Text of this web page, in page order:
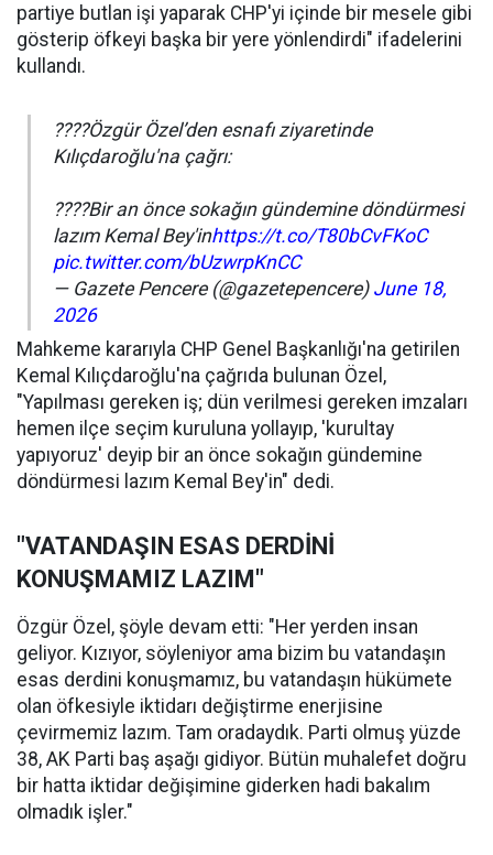
partiye butlan işi yaparak CHP'yi içinde bir mesele gibi
gösterip öfkeyi başka bir yere yönlendirdi" ifadelerini
kullandı.
????Özgür Özel’den esnafı ziyaretinde
Kılıçdaroğlu'na çağrı:
????Bir an önce sokağın gündemine döndürmesi
lazım Kemal Bey'inhttps://t.co/T80bCvFKoC
pic.twitter.com/bUzwrpKnCC
— Gazete Pencere (@gazetepencere) June 18,
2026
Mahkeme kararıyla CHP Genel Başkanlığı'na getirilen
Kemal Kılıçdaroğlu'na çağrıda bulunan Özel,
"Yapılması gereken iş; dün verilmesi gereken imzaları
hemen ilçe seçim kuruluna yollayıp, 'kurultay
yapıyoruz' deyip bir an önce sokağın gündemine
döndürmesi lazım Kemal Bey'in" dedi.
"VATANDAŞIN ESAS DERDİNİ
KONUŞMAMIZ LAZIM"
Özgür Özel, şöyle devam etti: "Her yerden insan
geliyor. Kızıyor, söyleniyor ama bizim bu vatandaşın
esas derdini konuşmamız, bu vatandaşın hükümete
olan öfkesiyle iktidarı değiştirme enerjisine
çevirmemiz lazım. Tam oradaydık. Parti olmuş yüzde
38, AK Parti baş aşağı gidiyor. Bütün muhalefet doğru
bir hatta iktidar değişimine giderken hadi bakalım
olmadık işler."